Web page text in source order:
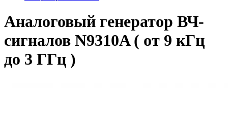
Аналоговый генератор ВЧ-
сигналов N9310A ( от 9 кГц
до 3 ГГц )